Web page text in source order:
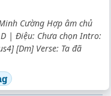
Cường Hợp âm chủ
| Điệu: Chưa chọn Intro:
[Dm] Verse: Ta đã